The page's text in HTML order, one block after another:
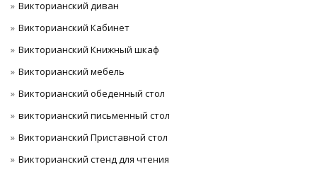
Викторианский диван
Викторианский Кабинет
Викторианский Книжный шкаф
Викторианский мебель
Викторианский обеденный стол
викторианский письменный стол
Викторианский Приставной стол
Викторианский стенд для чтения